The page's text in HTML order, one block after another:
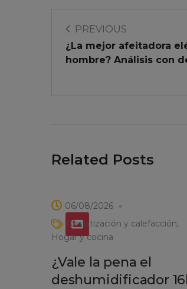
PREVIOUS
¿La mejor afeitadora
hombre? Análisis con
Related Posts
06/08/2026
Climatización y calefacción
Hogar y cocina
¿Vale la pena el
deshumidificador